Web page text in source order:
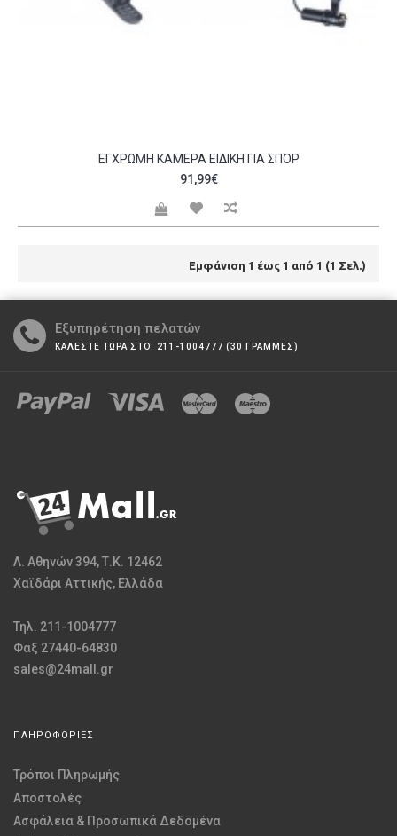
ΈΓΧΡΩΜΗ ΚΆΜΕΡΑ ΕΙΔΙΚΉ ΓΙΑ ΣΠΌΡ
91,99€
Εμφάνιση 1 έως 1 από 1 (1 Σελ.)
Εξυπηρέτηση πελατών
ΚΑΛΕΣΤΕ ΤΩΡΑ ΣΤΟ: 211-1004777 (30 ΓΡΑΜΜΕΣ)
Λ. Αθηνών 394, Τ.Κ. 12462
Χαϊδάρι Αττικής, Ελλάδα
Τηλ. 211-1004777
Φαξ 27440-64830
sales@24mall.gr
ΠΛΗΡΟΦΟΡΙΕΣ
Τρόποι Πληρωμής
Αποστολές
Ασφάλεια & Προσωπικά Δεδομένα